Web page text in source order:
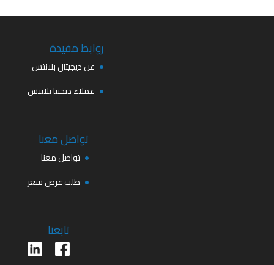
روابط مفيدة
عن ديجيتال بلانتس
عملاء ديجيتا بلانتس
تواصل معنا
تواصل معنا
طلب عرض سعر
تابعنا